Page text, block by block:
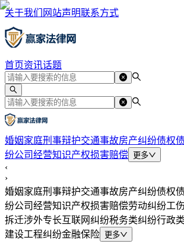
关于我们 网站声明联系方式
首页资讯话题
婚姻家庭刑事辩护交通事故房产纠纷债权
纷公司经营知识产权损害赔偿 更多
‹
›
婚姻家庭刑事辩护交通事故房产纠纷债权
纷公司经营知识产权损害赔偿劳动纠纷工
拆迁涉外专长互联网纠纷税务类纠纷行政类
建设工程纠纷金融保险 更多